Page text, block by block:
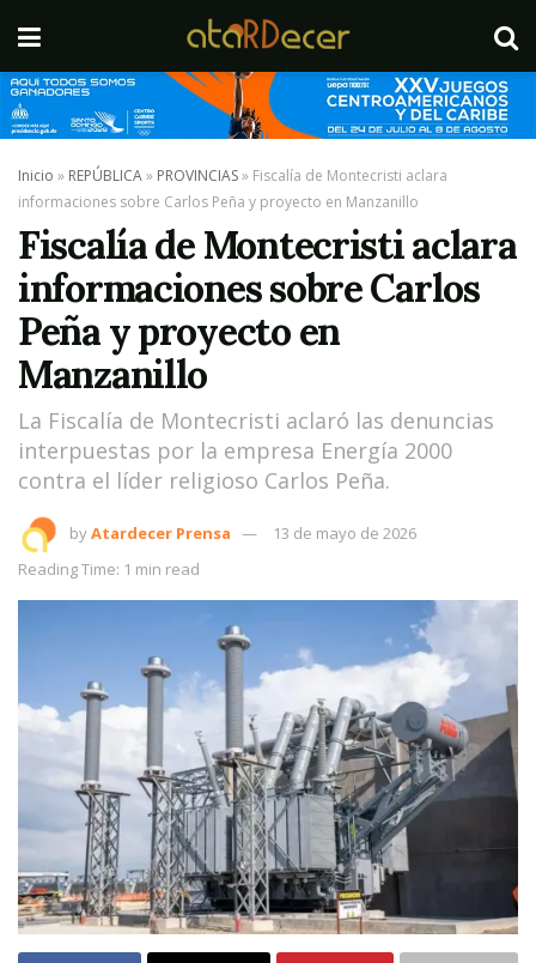
Inicio » REPÚBLICA» PROVINCIAS» Fiscalía de Montecristi aclara
informaciones sobre Carlos Peña y proyecto en Manzanillo
Fiscalía de Montecristi aclara
informaciones sobre Carlos
Peña y proyecto en
Manzanillo
La Fiscalía de Montecristi aclaró las denuncias
interpuestas por la empresa Energía 2000
contra el líder religioso Carlos Peña.
byAtardecer Prensa
13 de mayo de 2026
Reading Time: 1 min read